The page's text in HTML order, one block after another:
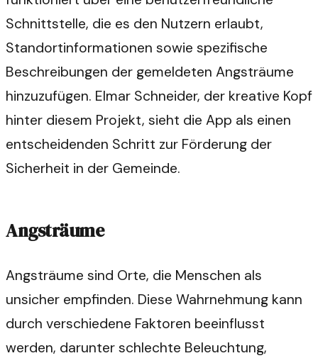
Schnittstelle, die es den Nutzern erlaubt,
Standortinformationen sowie spezifische
Beschreibungen der gemeldeten Angsträume
hinzuzufügen. Elmar Schneider, der kreative Kopf
hinter diesem Projekt, sieht die App als einen
entscheidenden Schritt zur Förderung der
Sicherheit in der Gemeinde.
Angsträume
Angsträume sind Orte, die Menschen als
unsicher empfinden. Diese Wahrnehmung kann
durch verschiedene Faktoren beeinflusst
werden, darunter schlechte Beleuchtung,